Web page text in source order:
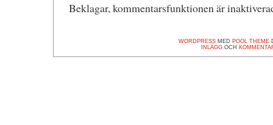
Beklagar, kommentarsfunktionen är
WORDPRESSMED POOL THEME
INLÄGGOCH